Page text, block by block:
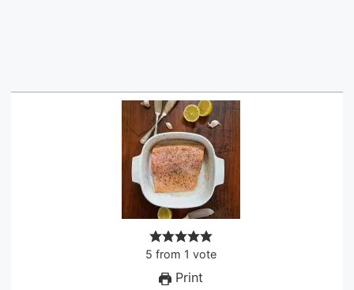
5 from 1 vote
Print